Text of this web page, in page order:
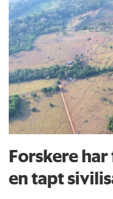
Forskere
en tapt